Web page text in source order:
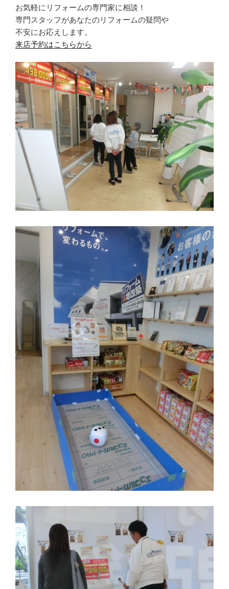
お気軽にリフォームの専門家に相談！
専門スタッフがあなたのリフォームの疑問や
不安にお応えします。
来店予約はこちらから